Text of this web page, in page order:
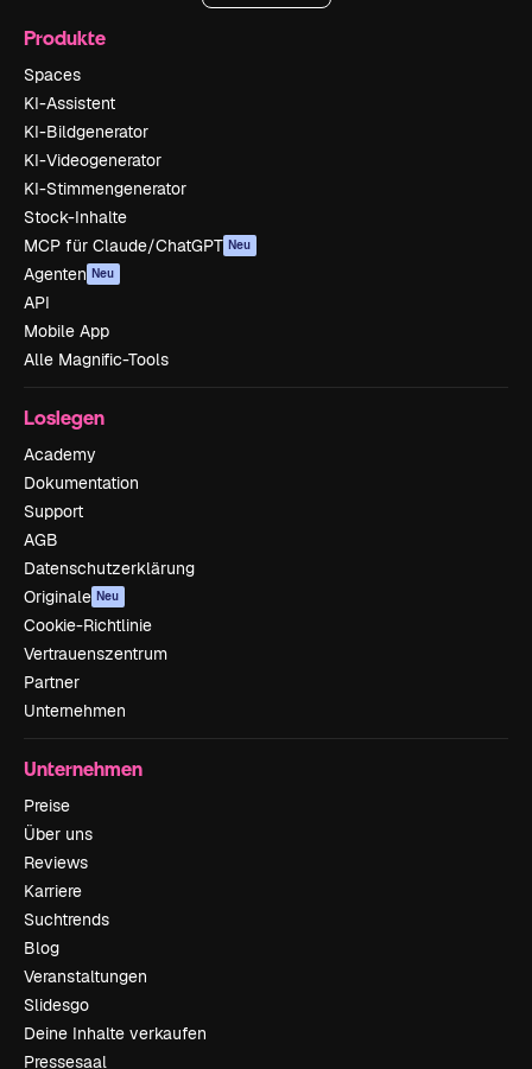
Produkte
Spaces
KI-Assistent
KI-Bildgenerator
KI-Videogenerator
KI-Stimmengenerator
Stock-Inhalte
MCP für Claude/ChatGPT Neu
Agenten Neu
API
Mobile App
Alle Magnific-Tools
Loslegen
Academy
Dokumentation
Support
AGB
Datenschutzerklärung
Originale Neu
Cookie-Richtlinie
Vertrauenszentrum
Partner
Unternehmen
Unternehmen
Preise
Über uns
Reviews
Karriere
Suchtrends
Blog
Veranstaltungen
Slidesgo
Deine Inhalte verkaufen
Pressesaal